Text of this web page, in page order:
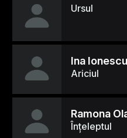
Ursul
Ina Ionescu
Ariciul
Ramona
Înţeleptul